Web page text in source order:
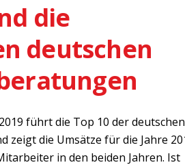
die
deutschen
führt die Top 10 der deutschen
zeigt die Umsätze für die Jahre
in den beiden Jahren. Ist